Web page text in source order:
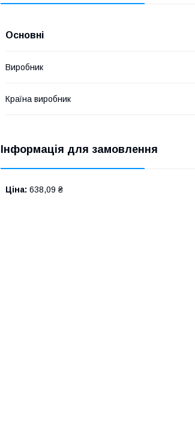
Основні
Виробник
Країна виробник
Інформація для замовлення
Ціна: 638,09 ₴